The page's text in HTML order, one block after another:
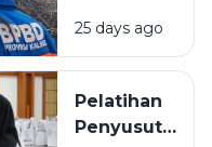
Permukiman
Saat
Meluas di
Banjarbaru
25 days ago
Pelatihan
Penyusutan